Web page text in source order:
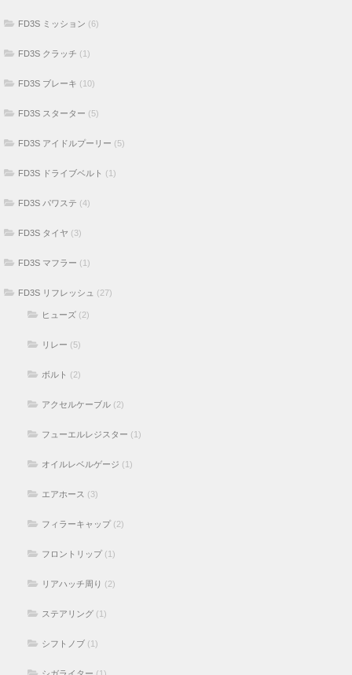
FD3S ミッション (6)
FD3S クラッチ (1)
FD3S ブレーキ (10)
FD3S スターター (5)
FD3S アイドルプーリー (5)
FD3S ドライブベルト (1)
FD3S パワステ (4)
FD3S タイヤ (3)
FD3S マフラー (1)
FD3S リフレッシュ (27)
ヒューズ (2)
リレー (5)
ボルト (2)
アクセルケーブル (2)
フューエルレジスター (1)
オイルレベルゲージ (1)
エアホース (3)
フィラーキャップ (2)
フロントリップ (1)
リアハッチ周り (2)
ステアリング (1)
シフトノブ (1)